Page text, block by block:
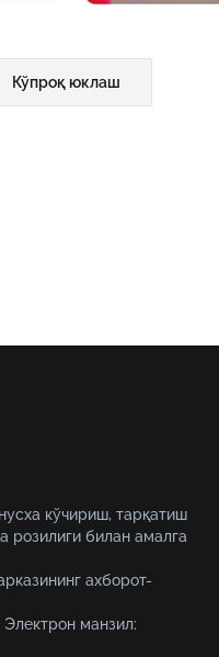
Кўпроқ юклаш
кўчириш, тарқатиш
розилиги билан амалга
ахборот-
манзил: